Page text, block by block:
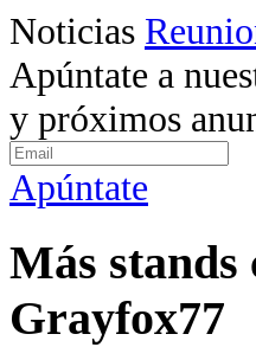
Noticias
Apúntate a
y próximos
Apúntate
Más
Grayfox77